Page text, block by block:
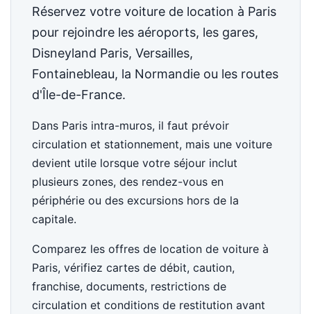
Réservez votre voiture de location à Paris
pour rejoindre les aéroports, les gares,
Disneyland Paris, Versailles,
Fontainebleau, la Normandie ou les routes
d'Île-de-France.
Dans Paris intra-muros, il faut prévoir
circulation et stationnement, mais une voiture
devient utile lorsque votre séjour inclut
plusieurs zones, des rendez-vous en
périphérie ou des excursions hors de la
capitale.
Comparez les offres de location de voiture à
Paris, vérifiez cartes de débit, caution,
franchise, documents, restrictions de
circulation et conditions de restitution avant